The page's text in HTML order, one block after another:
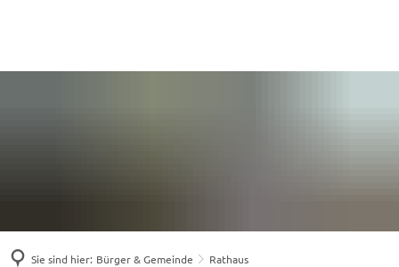
Sie sind hier: Bürger & Gemeinde Rathaus